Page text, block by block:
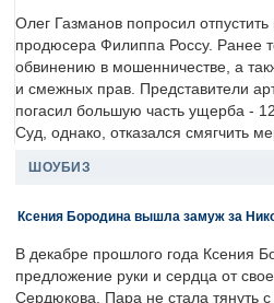
Олег Газманов попросил
продюсера Филиппа Россу. Ранее
обвинению в мошенничестве, а
и смежных прав. Представители
погасил большую часть ущерба -
Суд, однако, отказался смягчить
ШОУБИЗ
Ксения Бородина вышла замуж за
В декабре прошлого года Ксения
предложение руки и сердца от
Сердюкова. Пара не стала тянуть